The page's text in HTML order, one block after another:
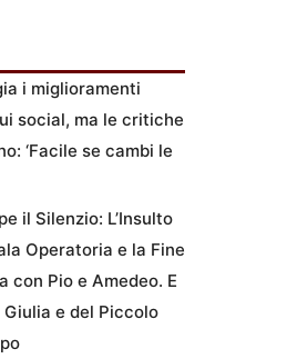
i miglioramenti
social, ma le critiche
‘Facile se cambi le
il Silenzio: L’Insulto
Operatoria e la Fine
con Pio e Amedeo. E
Giulia e del Piccolo